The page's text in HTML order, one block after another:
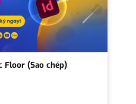
Floor (Sao chép)